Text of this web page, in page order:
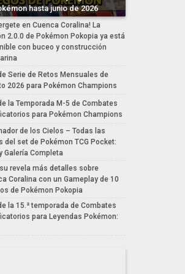
hasta junio de 2026
en Cuenca Coralina! La
2.0.0 de Pokémon Pokopia ya está
con buceo y construcción
Serie de Retos Mensuales de
2026 para Pokémon Champions
la Temporada M-5 de Combates
para Pokémon Champions
de los Cielos – Todas las
del set de Pokémon TCG Pocket:
Galería Completa
revela más detalles sobre
Coralina con un Gameplay de 10
de Pokémon Pokopia
la 15.ª temporada de Combates
para Leyendas Pokémon: